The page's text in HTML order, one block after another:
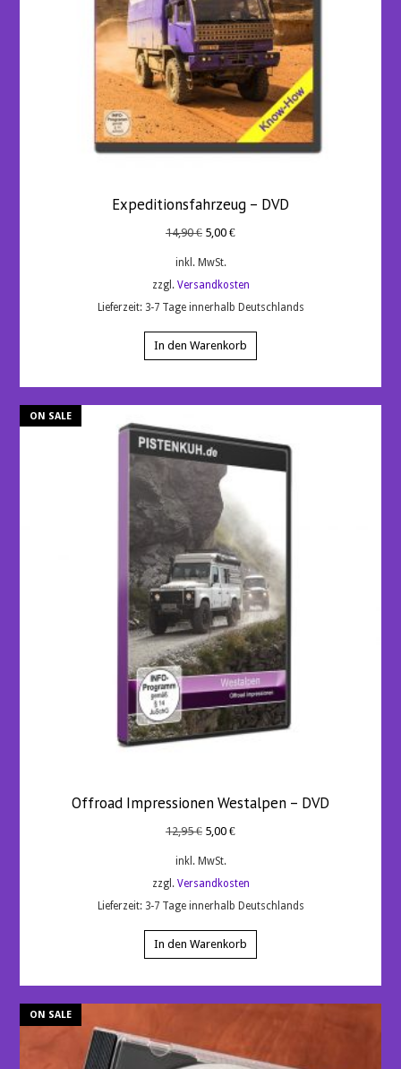
Expeditionsfahrzeug – DVD
14,90€ Ursprünglicher
war:
14,90 €
5,00 €Aktueller
5,00 €.
inkl. MwSt.
zzgl. Versandkosten
Lieferzeit: 3-7 Tage innerhalb Deutschlands
In den Warenkorb
ON SALE
Offroad Impressionen Westalpen – DVD
12,95€ Ursprünglicher
war:
12,95 €
5,00 €Aktueller
5,00 €.
inkl. MwSt.
zzgl. Versandkosten
Lieferzeit: 3-7 Tage innerhalb Deutschlands
In den Warenkorb
ON SALE